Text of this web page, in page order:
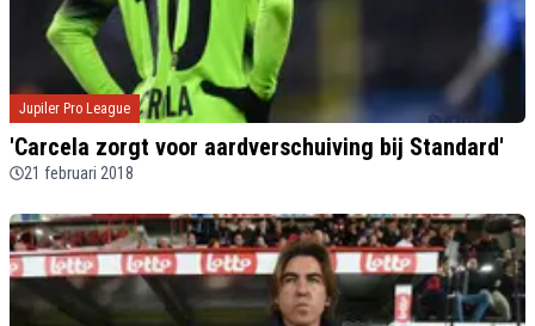
Jupiler Pro League
'Carcela zorgt voor aardverschuiving bij Standard'
21 februari 2018